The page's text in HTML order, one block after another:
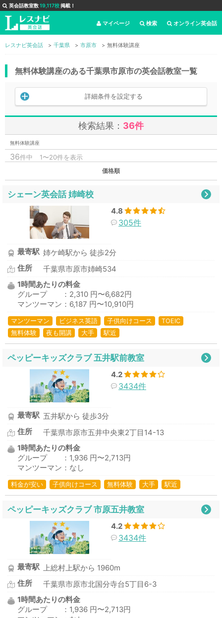
英会話教室数19,117校掲載！
オンライン英会話
検索
マイページ
レスナビ英会話 千葉県 市原市 無料体験講座
無料体験講座のある千葉県市原市の英会話教室一覧
詳細条件を設定する
検索結果： 36件
無料体験講座
36件中 1〜20件を表示
価格順
シェーン英会話 姉崎校
4.8
305件
最寄駅 姉ケ崎駅から 徒歩2分
住所
千葉県市原市姉崎534
1時間あたりの料金
グループ ：2,310 円〜6,682円
マンツーマン：6,187 円〜10,910円
マンツーマン ビジネス英語 子供向けコース
TOEIC
無料体験
夜も開講 大手 駅近
ペッピーキッズクラブ 五井駅前教室
4.2
3434件
最寄駅 五井駅から 徒歩3分
住所
千葉県市原市五井中央東2丁目14-13
1時間あたりの料金
グループ ：1,936 円〜2,713円
マンツーマン：なし
料金が安い 子供向けコース 無料体験 大手 駅近
ペッピーキッズクラブ 市原五井教室
4.2
3434件
最寄駅 上総村上駅から 1960m
住所
千葉県市原市北国分寺台5丁目6-3
1時間あたりの料金
グループ ：1,936 円〜2,713円